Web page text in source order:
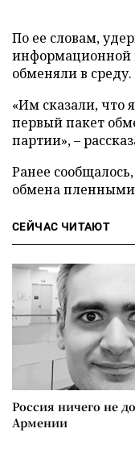
По ее словам,
информационной
обменяли в среду.
«Им сказали, что
первый пакет
партии», –
Ранее
обмена
СЕЙЧАС ЧИТАЮТ
Россия ничего не
Армении